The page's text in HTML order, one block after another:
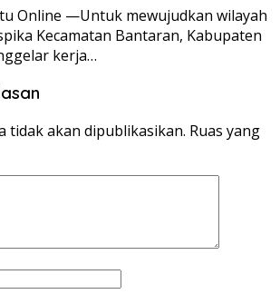
Online —Untuk mewujudkan wilayah
Kecamatan Bantaran, Kabupaten
kerja…
tidak akan dipublikasikan. Ruas yang